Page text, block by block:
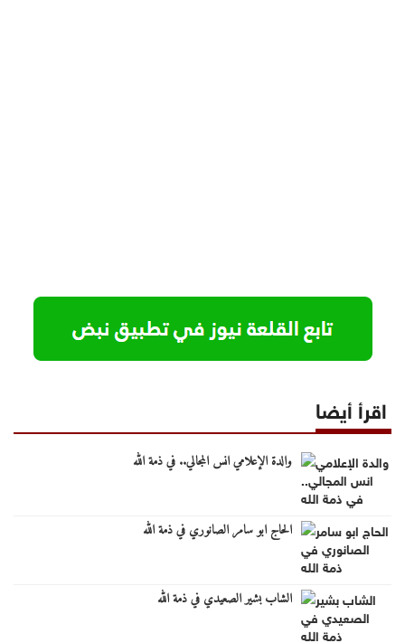
اقرأ أيضا
والدة الإعلامي انس المجالي.. في ذمة الله
الحاج ابو سامر الصانوري في ذمة الله
الشاب بشير الصعيدي في ذمة الله